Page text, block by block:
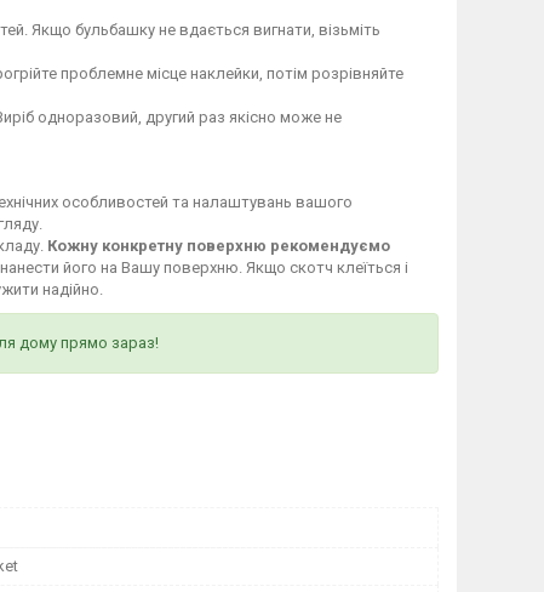
Якщо бульбашку не вдається вигнати, візьміть
проблемне місце наклейки, потім розрівняйте
одноразовий, другий раз якісно може не
особливостей та налаштувань вашого
Кожну конкретну поверхню рекомендуємо
його на Вашу поверхню. Якщо скотч клеїться і
надійно.
дому прямо зараз!